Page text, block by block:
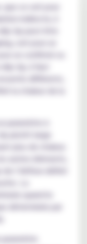
que ce soit pour
soit pour un
un confirmé ou
tip, il faut
la chaleur de la
paramètre à
plutôt large
plus de chaleur.
l’Airflow définit
La
quand le
déterminée par